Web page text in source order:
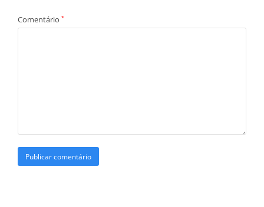
Comentário *